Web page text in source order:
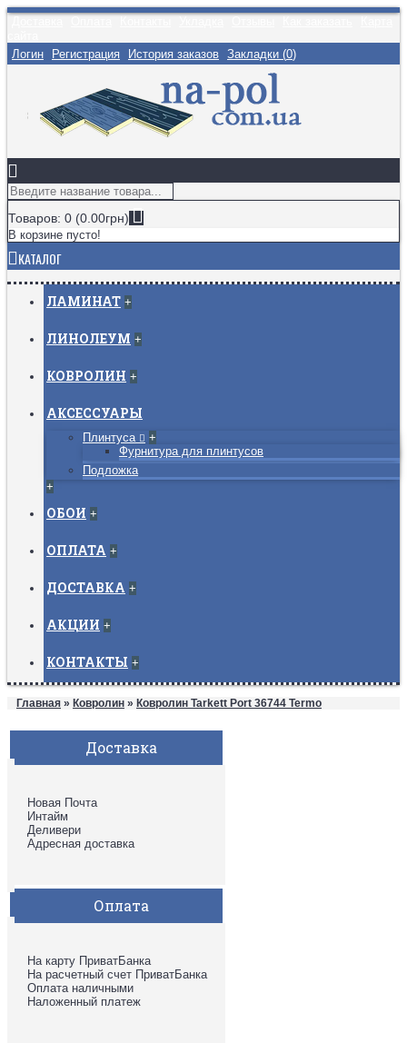
Логин
Регистрация История заказов Закладки (0)
Товаров: 0 (0.00грн)
В корзине пусто!
КАТАЛОГ
ЛАМИНАТ +
ЛИНОЛЕУМ +
КОВРОЛИН +
АКСЕССУАРЫ
Плинтуса
+
Фурнитура для плинтусов
Подложка
+
ОБОИ +
ОПЛАТА +
ДОСТАВКА +
АКЦИИ +
КОНТАКТЫ +
Главная » Ковролин » Ковролин Tarkett Port 36744 Termo
Доставка
Новая Почта
Интайм
Деливери
Адресная доставка
Оплата
На карту ПриватБанка
На расчетный счет ПриватБанка
Оплата наличными
Наложенный платеж